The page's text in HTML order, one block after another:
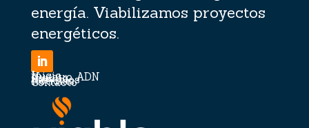
energía. Viabilizamos proyectos
energéticos.
Inicio
Nuestro ADN
Equipo
Servicios
Noticias
Contacto